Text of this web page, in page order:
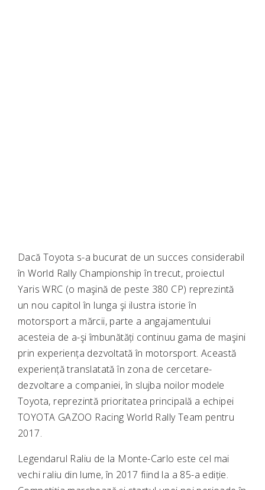
Dacă Toyota s-a bucurat de un succes considerabil
în World Rally Championship în trecut, proiectul
Yaris WRC (o maşină de peste 380 CP) reprezintă
un nou capitol în lunga şi ilustra istorie în
motorsport a mărcii, parte a angajamentului
acesteia de a-şi îmbunătăți continuu gama de maşini
prin experiența dezvoltată în motorsport. Această
experiență translatată în zona de cercetare-
dezvoltare a companiei, în slujba noilor modele
Toyota, reprezintă prioritatea principală a echipei
TOYOTA GAZOO Racing World Rally Team pentru
2017.
Legendarul Raliu de la Monte-Carlo este cel mai
vechi raliu din lume, în 2017 fiind la a 85-a ediție.